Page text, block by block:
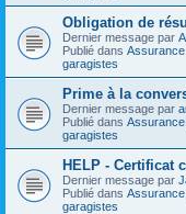
Obligation de
Dernier message par
Publié dans
garagistes
Prime à la
Dernier message par
Publié dans
garagistes
HELP - Certificat
Dernier message par
Publié dans
garagistes